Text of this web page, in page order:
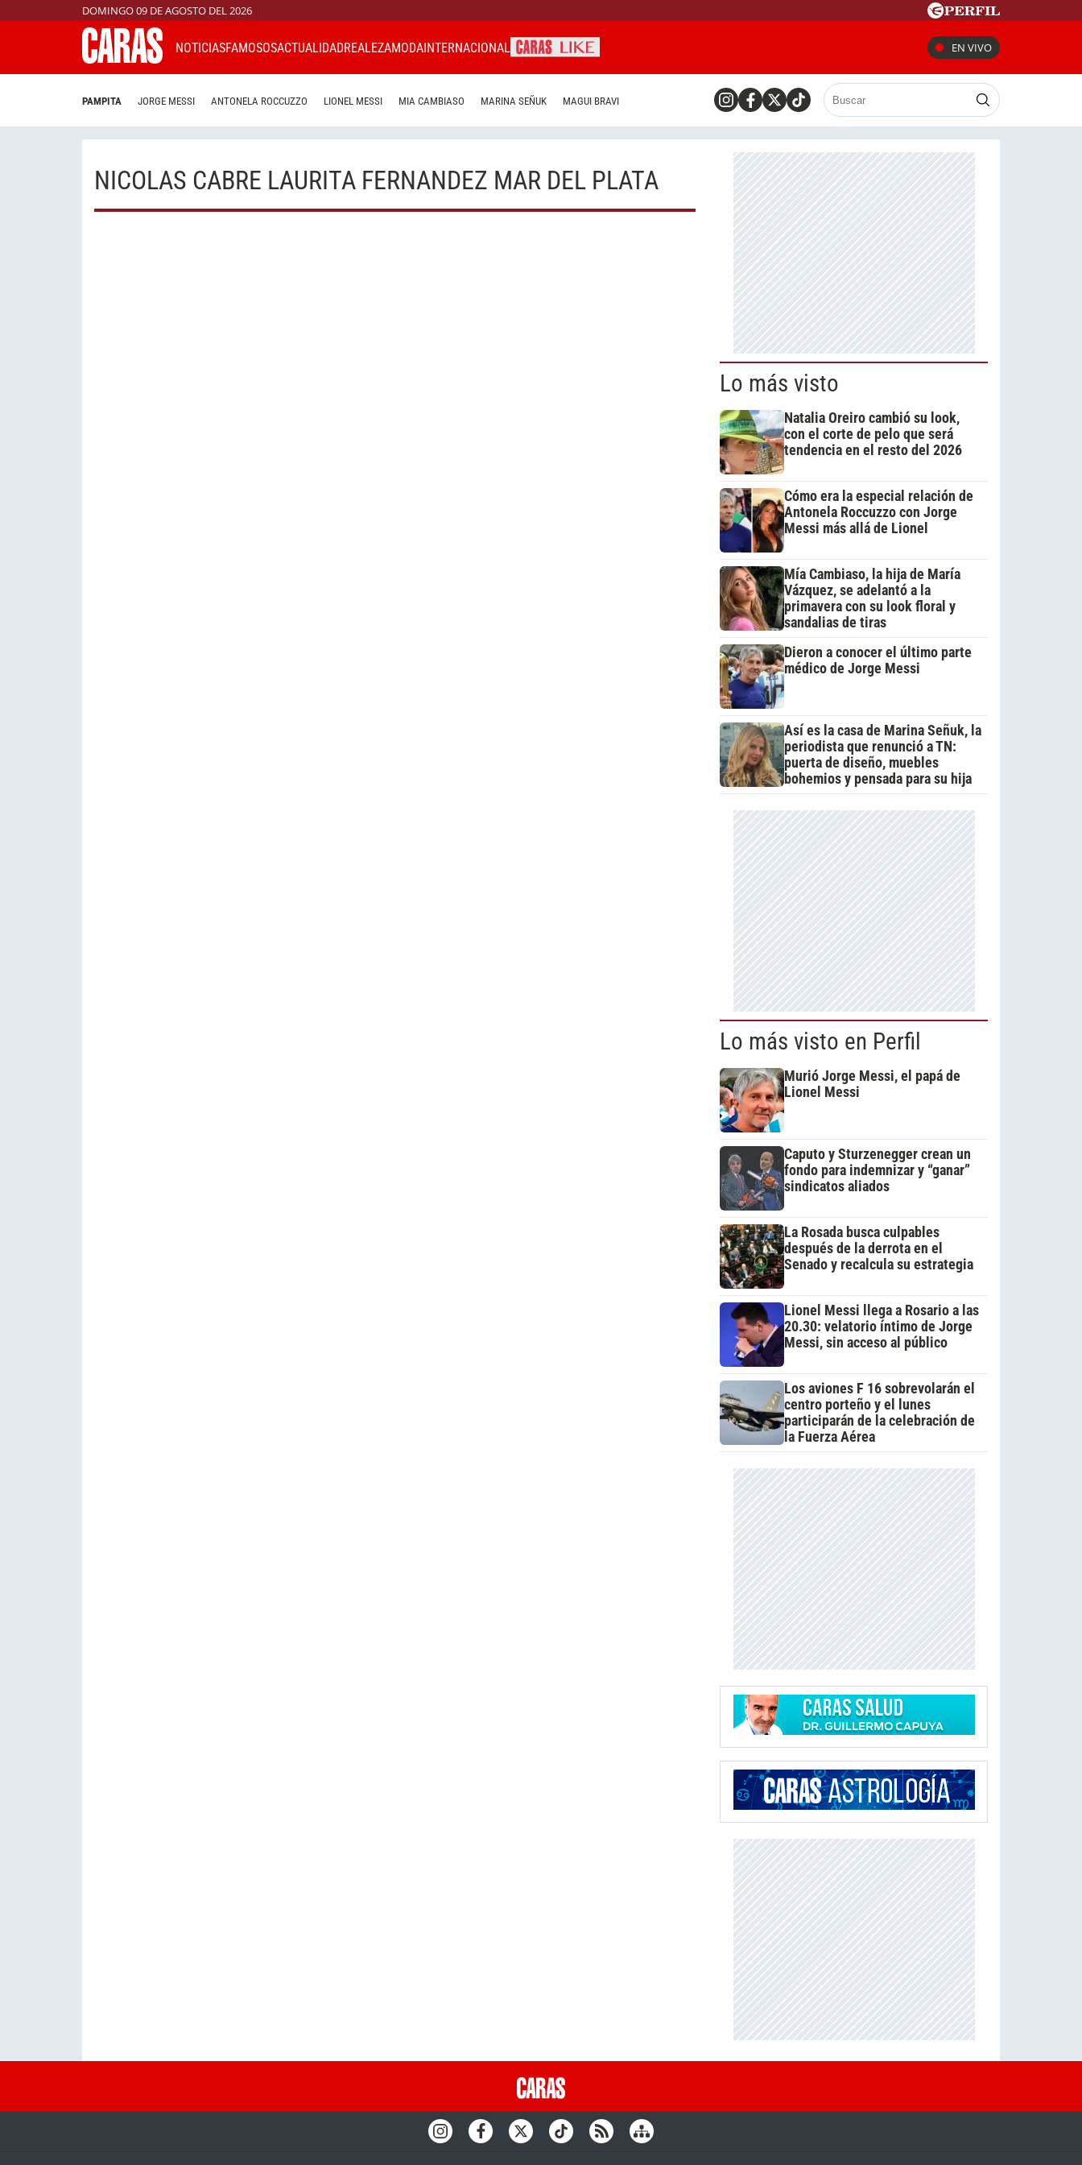
DOMINGO 09 DE AGOSTO DEL 2026
NOTICIASFAMOSOSACTUALIDADREALEZAMODAINTERNACIONAL EN VIVO
PAMPITA JORGE MESSI ANTONELA ROCCUZZO LIONEL MESSI MIA CAMBIASO MARINA SEÑUK MAGUI BRAVI
NICOLAS CABRE LAURITA FERNANDEZ MAR DEL PLATA
Lo más visto
Natalia Oreiro cambió su look,
con el corte de pelo que será
tendencia en el resto del 2026
Cómo era la especial relación de
Antonela Roccuzzo con Jorge
Messi más allá de Lionel
Mía Cambiaso, la hija de María
Vázquez, se adelantó a la
primavera con su look floral y
sandalias de tiras
Dieron a conocer el último parte
médico de Jorge Messi
Así es la casa de Marina Señuk, la
periodista que renunció a TN:
puerta de diseño, muebles
bohemios y pensada para su hija
Lo más visto en Perfil
Murió Jorge Messi, el papá de
Lionel Messi
Caputo y Sturzenegger crean un
fondo para indemnizar y “ganar”
sindicatos aliados
La Rosada busca culpables
después de la derrota en el
Senado y recalcula su estrategia
Lionel Messi llega a Rosario a las
20.30: velatorio íntimo de Jorge
Messi, sin acceso al público
Los aviones F 16 sobrevolarán el
centro porteño y el lunes
participarán de la celebración de
la Fuerza Aérea